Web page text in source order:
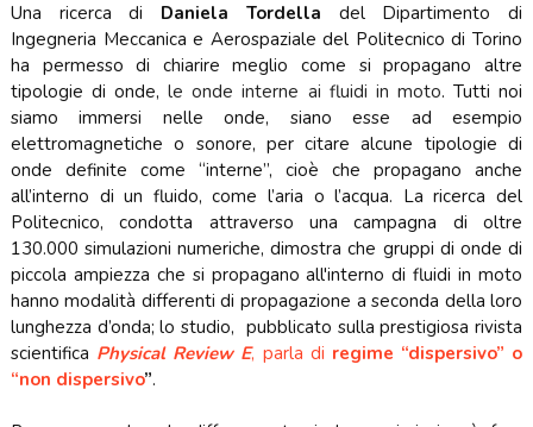
Una ricerca di Daniela Tordella del Dipartimento di
Ingegneria Meccanica e Aerospaziale del Politecnico di Torino
ha permesso di chiarire meglio come si propagano altre
tipologie di onde,le onde interne ai fluidi in moto. Tutti noi
siamo immersi nelle onde, siano esse ad esempio
elettromagnetiche o sonore, per citare alcune tipologie di
onde definite come “interne”, cioè che propagano anche
all’interno di un fluido, come l’aria o l’acqua. La ricerca del
Politecnico, condotta attraverso una campagna di oltre
130.000 simulazioni numeriche, dimostra che gruppi di onde di
piccola ampiezza che si propagano all'interno di fluidi in moto
hanno modalità differenti di propagazione a seconda della loro
lunghezza d’onda; lo studio, pubblicato sulla prestigiosa rivista
scientifica Physical Review E, parla di regime “dispersivo” o
“non dispersivo”.